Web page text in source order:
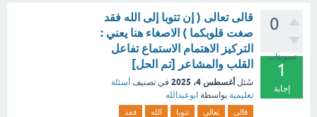
0
تصويتات
1
إجابة
قالى تعالى ( إن تتوبا إلى الله فقد
صغت قلوبكما ) الاصغاء هنا يعني :
التركيز الاهتمام الاستماع تفاعل
القلب والمشاعر [تم الحل]
سُئل أغسطس 4، 2025 في تصنيف أسئلة
تعليمية بواسطة ابوعبدالله
قالى تعالى تتوبا الله
فقد